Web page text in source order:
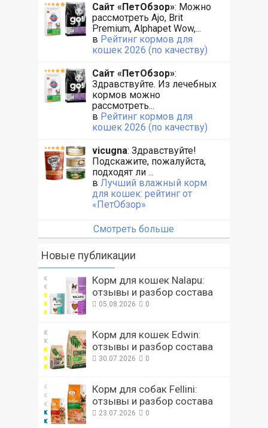
Сайт «ПетОбзор»: Можно
рассмотреть Ajo, Brit
Premium, Alphapet Wow,...
в Рейтинг кормов для
кошек 2026 (по качеству)
Сайт «ПетОбзор»:
Здравствуйте. Из лечебных
кормов можно
рассмотреть...
в Рейтинг кормов для
кошек 2026 (по качеству)
vicugna: Здравствуйте!
Подскажите, пожалуйста,
подходят ли ...
в Лучший влажный корм
для кошек: рейтинг от
«ПетОбзор»
Смотреть больше
Новые публикации
Корм для кошек Nalapu:
отзывы и разбор состава
05.08.2026 0
Корм для кошек Edwin:
отзывы и разбор состава
30.07.2026 0
Корм для собак Fellini:
отзывы и разбор состава
23.07.2026 0